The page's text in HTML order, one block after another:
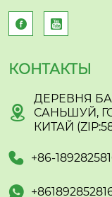
 
КОНТАКТЫ

ДЕРЕВНЯ
САНЬШУЙ,
КИТАЙ
 +86-
